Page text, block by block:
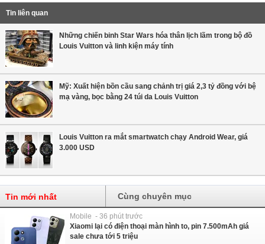
Tin liên quan
Những chiến binh Star Wars hóa thân lịch lãm trong bộ đồ
Louis Vuitton và linh kiện máy tính
Mỹ: Xuất hiện bồn cầu sang chảnh trị giá 2,3 tỷ đồng với bệ
mạ vàng, bọc bằng 24 túi da Louis Vuitton
Louis Vuitton ra mắt smartwatch chạy Android Wear, giá
3.000 USD
Tin mới nhất Cùng chuyên mục
Mobile - 36 phút trước
Xiaomi lại có điện thoại màn hình to, pin 7.500mAh giá
sale chưa tới 5 triệu